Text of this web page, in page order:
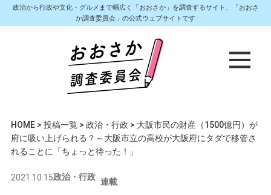
政治から行政や文化・グルメまで幅広く「おおさか」を調査するサイト、「おおさ
か調査委員会」の公式ウェブサイトです
HOME> 投稿一覧> 政治・行政 > 大阪市民の財産（1500億円）が
府に吸い上げられる？～大阪市立の高校が大阪府にタダで移管さ
れることに「ちょっと待った！」
2021.10.15政治・行政
連載